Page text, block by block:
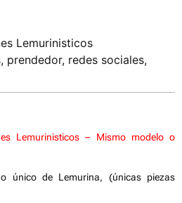
Lemurinisticos
, prendedor, redes sociales,
Lemurinisticos – Mismo modelo o
único de Lemurina, (únicas piezas